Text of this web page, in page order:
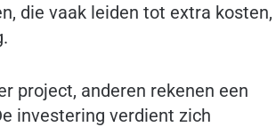
die vaak leiden tot extra kosten,
project, anderen rekenen een
investering verdient zich